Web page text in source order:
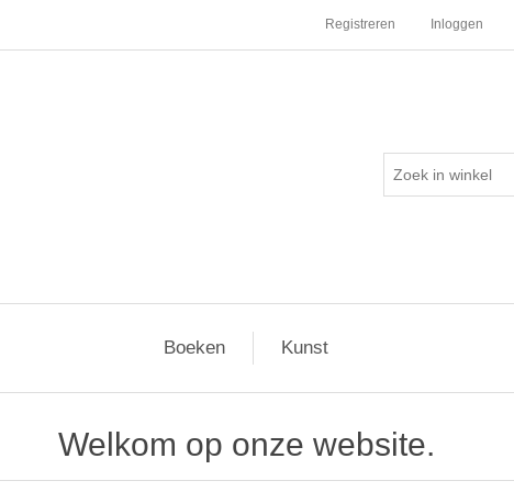
Registreren Inloggen
Boeken Kunst
Welkom op onze website.